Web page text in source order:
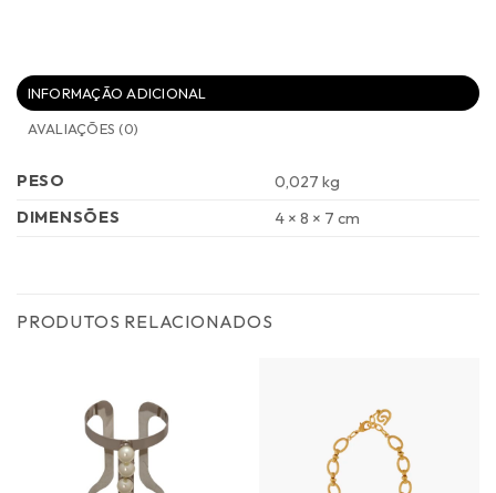
INFORMAÇÃO ADICIONAL
AVALIAÇÕES (0)
PESO
0,027 kg
DIMENSÕES
4 × 8 × 7 cm
PRODUTOS RELACIONADOS